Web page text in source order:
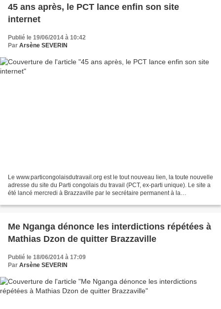
45 ans après, le PCT lance enfin son site
internet
Publié le 19/06/2014 à 10:42
Par Arsène SEVERIN
Le www.particongolaisdutravail.org est le tout nouveau lien, la toute nouvelle
adresse du site du Parti congolais du travail (PCT, ex-parti unique). Le site a
été lancé mercredi à Brazzaville par le secrétaire permanent à la
Me Nganga dénonce les interdictions répétées à
Mathias Dzon de quitter Brazzaville
Publié le 18/06/2014 à 17:09
Par Arsène SEVERIN